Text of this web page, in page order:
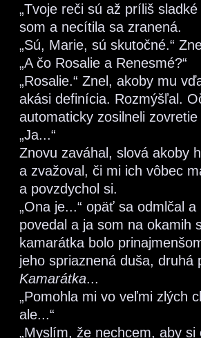
„Tvoje reči sú až príliš
som a necítila sa zranená.
„Sú, Marie, sú skutočné.“
„A čo Rosalie a Renesmé?“
„Rosalie.“ Znel, akoby mu
akási definícia. Rozmýšľal.
automaticky zosilneli
„Ja...“
Znovu zaváhal, slová akoby
a zvažoval, či mi ich vôbec
a povzdychol si.
„Ona je...“ opäť sa odmlčal
povedal a ja som na okamih
kamarátka bolo
jeho spriaznená duša, druhá
Kamarátka...
„Pomohla mi vo veľmi zlých
ale...“
„Myslím, že nechcem, aby